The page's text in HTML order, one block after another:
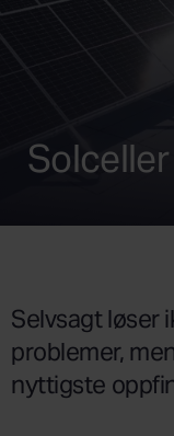
Selvsagt løser
problemer,
nyttigste